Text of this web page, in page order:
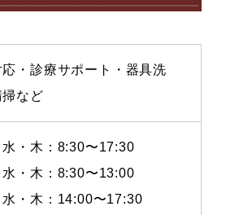
応・診療サポート・器具洗
など
・木：8:30〜17:30
・木：8:30〜13:00
・木：14:00〜17:30